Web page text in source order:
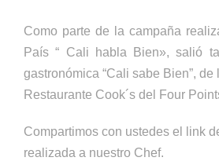
Como parte de la campaña
País “ Cali habla Bien», salió
gastronómica “Cali sabe Bien”, de
Restaurante Cook´s del Four
Compartimos con ustedes el link
realizada a nuestro Chef.